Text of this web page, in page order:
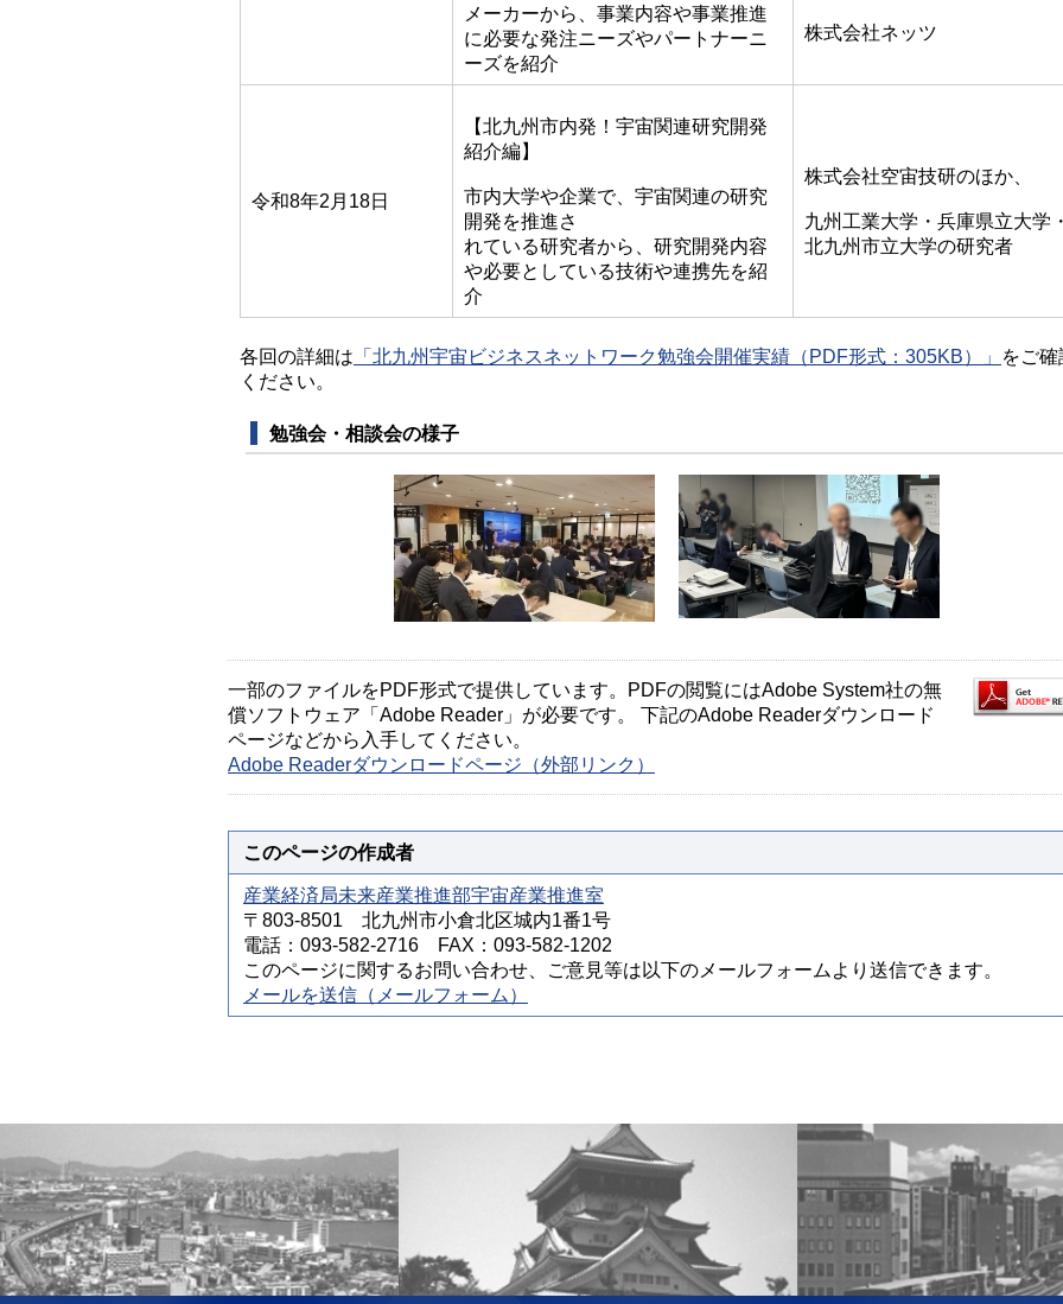
メーカーから、事業内容や事業推進
に必要な発注ニーズやパートナーニ
ーズを紹介
株式会社ネッツ
令和8年2月18日
【北九州市内発！宇宙関連研究開発
紹介編】
市内大学や企業で、宇宙関連の研究
開発を推進さ
れている研究者から、研究開発内容
や必要としている技術や連携先を紹
介
株式会社空宙技研のほか、
九州工業大学・兵庫県立大学
北九州市立大学の研究者
各回の詳細は 「北九州宇宙ビジネスネットワーク勉強会開催実績（PDF形式：305KB）」
をご確
ください。
勉強会・相談会の様子
一部のファイルをPDF形式で提供しています。PDFの閲覧にはAdobe System社の無
償ソフトウェア「Adobe Reader」が必要です。 下記のAdobe Readerダウンロード
ページなどから入手してください。
Adobe Readerダウンロードページ（外部リンク）
このページの作成者
産業経済局未来産業推進部宇宙産業推進室
〒803-8501 北九州市小倉北区城内1番1号
電話：093-582-2716 FAX：093-582-1202
このページに関するお問い合わせ、ご意見等は以下のメールフォームより送信できます。
メールを送信（メールフォーム）